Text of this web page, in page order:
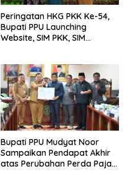
Peringatan HKG PKK Ke-54,
Bupati PPU Launching
Website, SIM PKK, SIM
Bupati PPU Mudyat Noor
Sampaikan Pendapat Akhir
atas Perubahan Perda Pajak